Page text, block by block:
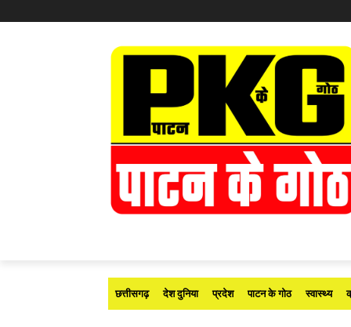
छत्तीसगढ़ देश दुनिया प्रदेश पाटन के गोठ स्वास्थ्य